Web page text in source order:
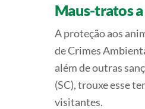
Maus-tratos
A proteção aos
de Crimes
além de outras
(SC), trouxe esse
visitantes.